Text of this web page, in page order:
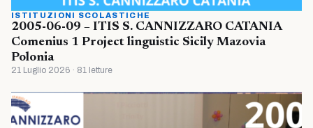
ISTITUZIONI SCOLASTICHE
2005-06-09 – ITIS S. CANNIZZARO CATANIA
Comenius 1 Project linguistic Sicily Mazovia
Polonia
21 Luglio 2026 · 81 letture